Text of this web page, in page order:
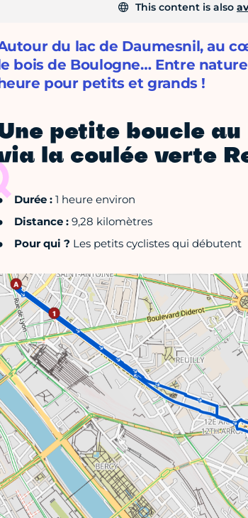
This content is also
du lac de Daumesnil, au
bois de Boulogne… Entre
pour petits et grands !
petite boucle
la coulée verte
Durée :1 heure environ
Distance :9,28 kilomètres
Pour qui ? Les petits cyclistes qui débutent